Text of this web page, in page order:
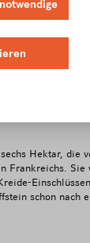
Hektar, die
Frankreichs.
schon nach